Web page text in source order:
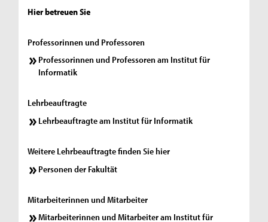
Hier betreuen Sie
Professorinnen und Professoren
Professorinnen und Professoren am Institut für
Informatik
Lehrbeauftragte
Lehrbeauftragte am Institut für Informatik
Weitere Lehrbeauftragte finden Sie hier
Personen der Fakultät
Mitarbeiterinnen und Mitarbeiter
Mitarbeiterinnen und Mitarbeiter am Institut für